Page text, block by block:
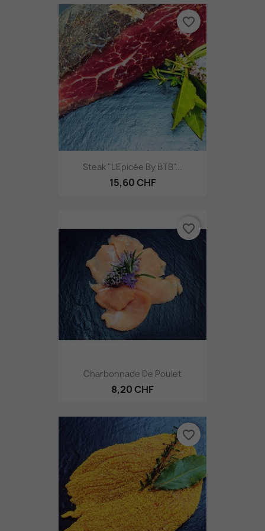
Steak "L'Epicée By BTB"...
15,60 CHF
favorite_border
Charbonnade De Poulet
8,20 CHF
favorite_border
favorite_border